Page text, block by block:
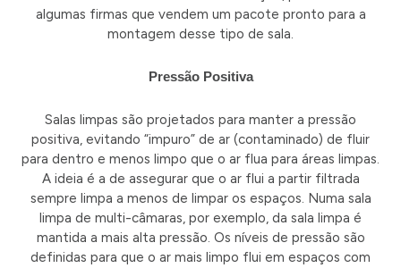
algumas firmas que vendem um pacote pronto para a
montagem desse tipo de sala.
Pressão Positiva
Salas limpas são projetados para manter a pressão
positiva, evitando “impuro” de ar (contaminado) de fluir
para dentro e menos limpo que o ar flua para áreas limpas.
A ideia é a de assegurar que o ar flui a partir filtrada
sempre limpa a menos de limpar os espaços. Numa sala
limpa de multi-câmaras, por exemplo, da sala limpa é
mantida a mais alta pressão. Os níveis de pressão são
definidas para que o ar mais limpo flui em espaços com